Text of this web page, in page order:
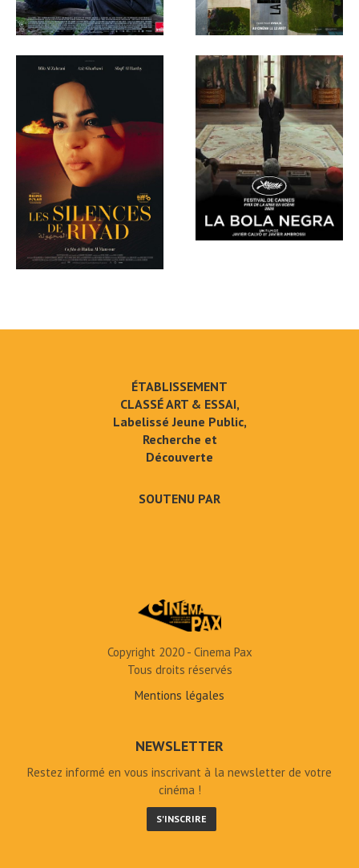
ÉTABLISSEMENT
CLASSÉ ART & ESSAI,
Labelissé Jeune Public,
Recherche et
Découverte
SOUTENU PAR
Copyright 2020 - Cinema Pax
Tous droits réservés
Mentions légales
NEWSLETTER
Restez informé en vous inscrivant à la newsletter de votre
cinéma !
S'INSCRIRE